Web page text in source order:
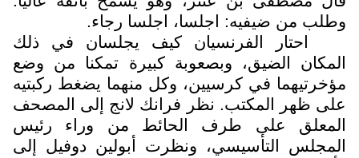
وطلب من ضيفيه: اجلسا، اجلسا رجاء.
احتار الفرنسيان كيف يجلسان في ذلك
المكان الضيق، وبصعوبة كبيرة تمكنا من وضع
مؤخرتيهما في كرسيين، وكل منهما يضغط ركبتيه
على ظهر المكتب. نظر فرانك لانج إلى المصحف
المعلق على طرف الحائط من وراء رئيس
المجلس التأسيسي، ونظرت أبولين دوفيل إلى